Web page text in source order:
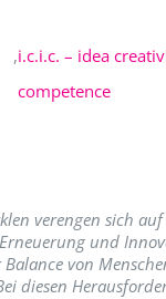
,i.c.i.c. – idea
competence
verengen sich
und
von
diesen